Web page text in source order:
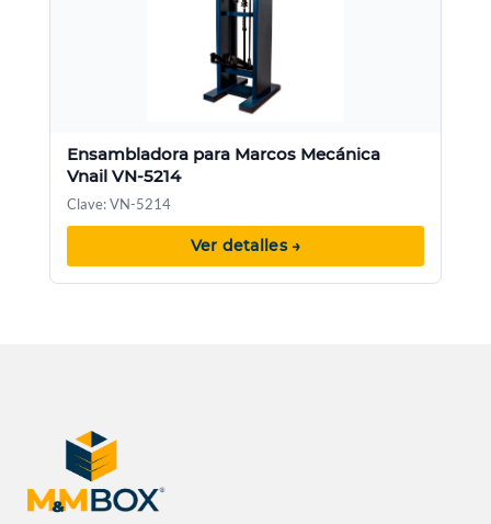
Ensambladora para Marcos Mecánica
Vnail VN-5214
Clave: VN-5214
Ver detalles →